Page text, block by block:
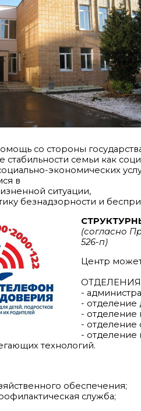
со стороны
стабильности семьи как
экономических
в
ситуации,
безнадзорности и
(согласно
526-п)
Центр
-
- отделение
- отделение
- отделение
- отделение
технологий.
обеспечения;
служба;